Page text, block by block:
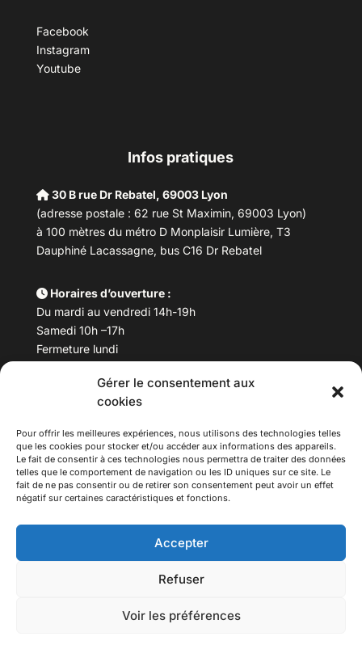
Gérer le consentement aux
cookies
Pour offrir les meilleures expériences, nous utilisons des technologies telles
que les cookies pour stocker et/ou accéder aux informations des appareils.
Le fait de consentir à ces technologies nous permettra de traiter des données
telles que le comportement de navigation ou les ID uniques sur ce site. Le
fait de ne pas consentir ou de retirer son consentement peut avoir un effet
négatif sur certaines caractéristiques et fonctions.
Accepter
Refuser
Voir les préférences
Facebook
Instagram
Youtube
Infos pratiques
30 B rue Dr Rebatel, 69003 Lyon
(adresse postale : 62 rue St Maximin, 69003 Lyon)
à 100 mètres du métro D Monplaisir Lumière, T3
Dauphiné Lacassagne, bus C16 Dr Rebatel
Horaires d’ouverture :
Du mardi au vendredi 14h-19h
Samedi 10h –17h
Fermeture lundi
Téléphone : 04 78 53 06 40
maisondesculturesasiatiques@asiexpo.com
Tous droits réservés.